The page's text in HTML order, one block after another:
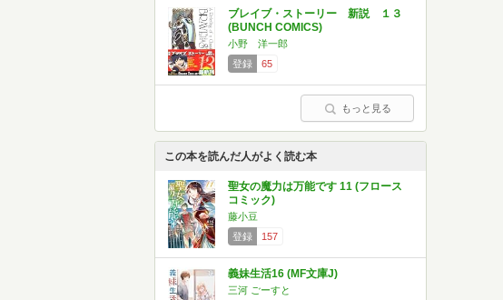
ブレイブ・ストーリー 新説 １３
(BUNCH COMICS)
小野 洋一郎
登録
65
もっと見る
この本を読んだ人がよく読む本
聖女の魔力は万能です 11 (フロース
コミック)
藤小豆
登録
157
義妹生活16 (MF文庫J)
三河 ごーすと